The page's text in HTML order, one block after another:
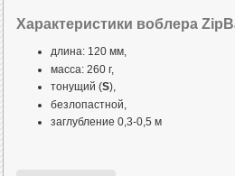
Характеристики воблера
длина: 120 мм,
масса: 260 г,
тонущий (S),
безлопастной,
заглубление 0,3-0,5 м